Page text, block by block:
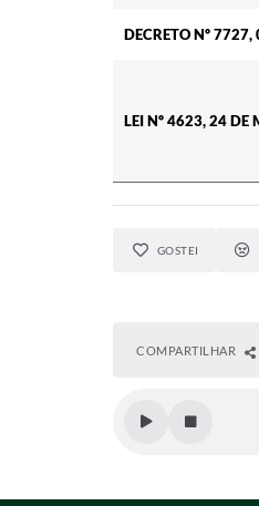
DECRETO Nº
LEI Nº 4623, 24 DE
GOSTEI
COMPARTILHAR